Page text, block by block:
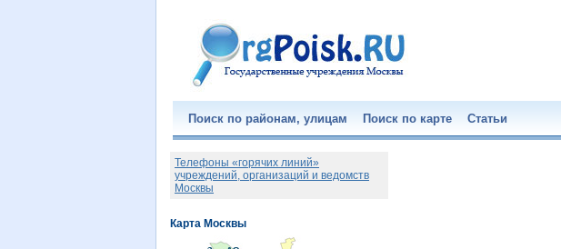
Поиск по районам, улицам Поиск по карте Статьи
Телефоны «горячих линий»
учреждений, организаций и ведомств
Москвы